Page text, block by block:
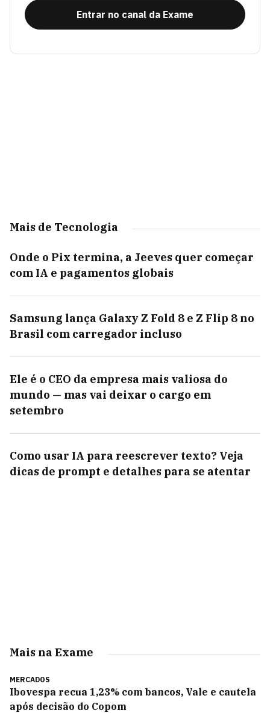
Entrar no canal da Exame
Mais de Tecnologia
Onde o Pix termina, a Jeeves quer começar
com IA e pagamentos globais
Samsung lança Galaxy Z Fold 8 e Z Flip 8 no
Brasil com carregador incluso
Ele é o CEO da empresa mais valiosa do
mundo — mas vai deixar o cargo em
setembro
Como usar IA para reescrever texto? Veja
dicas de prompt e detalhes para se atentar
Mais na Exame
MERCADOS
Ibovespa recua 1,23% com bancos, Vale e cautela
após decisão do Copom